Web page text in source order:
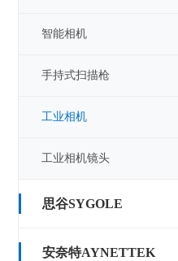
智能相机
手持式扫描枪
工业相机
工业相机镜头
思谷SYGOLE
安奈特AYNETTEK